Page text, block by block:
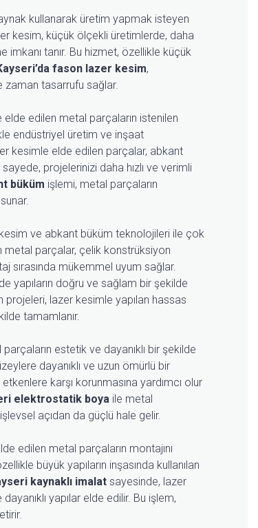
kullanarak üretim yapmak isteyen
kesim, küçük ölçekli üretimlerde, daha
tanır. Bu hizmet, özellikle küçük
fason lazer kesim,
zaman tasarrufu sağlar.
edilen metal parçaların istenilen
endüstriyel üretim ve inşaat
kesimle elde edilen parçalar, abkant
projelerinizi daha hızlı ve verimli
büküm işlemi, metal parçaların
ve abkant büküm teknolojileri ile çok
metal parçalar, çelik konstrüksiyon
sırasında mükemmel uyum sağlar.
yapıların doğru ve sağlam bir şekilde
projeleri, lazer kesimle yapılan hassas
tamamlanır.
estetik ve dayanıklı bir şekilde
dayanıklı ve uzun ömürlü bir
karşı korunmasına yardımcı olur
elektrostatik boya ile metal
açıdan da güçlü hale gelir.
edilen metal parçaların montajını
büyük yapıların inşasında kullanılan
kaynaklı imalat sayesinde, lazer
yapılar elde edilir. Bu işlem,